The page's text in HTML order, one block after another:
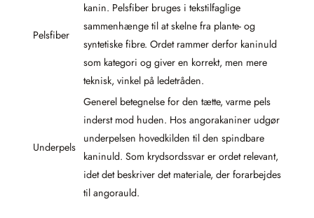
Pelsfiber
kanin. Pelsfiber bruges i tekstilfaglige
sammenhænge til at skelne fra plante- og
syntetiske fibre. Ordet rammer derfor kaninuld
som kategori og giver en korrekt, men mere
teknisk, vinkel på ledetråden.
Underpels
Generel betegnelse for den tætte, varme pels
inderst mod huden. Hos angorakaniner udgør
underpelsen hovedkilden til den spindbare
kaninuld. Som krydsordssvar er ordet relevant,
idet det beskriver det materiale, der forarbejdes
til angorauld.